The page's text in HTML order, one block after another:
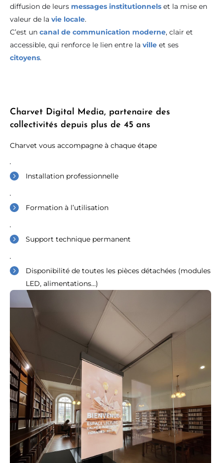
diffusion de leurs messages institutionnels et la mise en
valeur de la vie locale.
C’est un canal de communication moderne, clair et
accessible, qui renforce le lien entre la ville et ses
citoyens.
Charvet Digital Media, partenaire des
collectivités depuis plus de 45 ans
Charvet vous accompagne à chaque étape
Installation professionnelle
Formation à l’utilisation
Support technique permanent
Disponibilité de toutes les pièces détachées (modules
LED, alimentations…)